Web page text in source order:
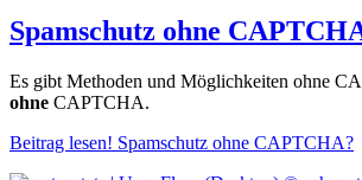
Spamschutz ohne
Es gibt Methoden und Möglichkeiten ohne
ohne CAPTCHA.
Beitrag lesen! Spamschutz ohne CAPTCHA?